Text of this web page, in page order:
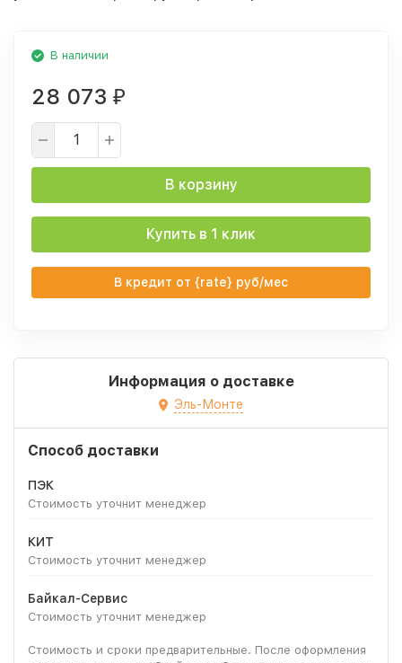
В наличии
28 073 ₽
В корзину
Купить в 1 клик
В кредит от {rate} руб/мес
Информация о доставке
Эль-Монте
Способ доставки
ПЭК
Стоимость уточнит менеджер
КИТ
Стоимость уточнит менеджер
Байкал-Сервис
Стоимость уточнит менеджер
Стоимость и сроки предварительные. После оформления